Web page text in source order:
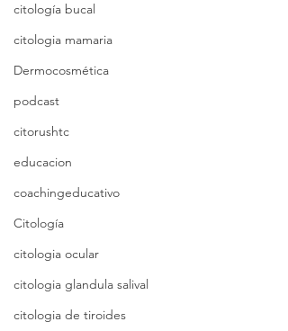
citología bucal
citologia mamaria
Dermocosmética
podcast
citorushtc
educacion
coachingeducativo
Citología
citologia ocular
citologia glandula salival
citologia de tiroides